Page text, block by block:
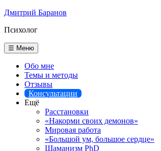
Перейти
содержимому
Дмитрий Баранов
Психолог
☰ Меню
Обо мне
Темы и методы
Отзывы
Консультации
Ещё
Расстановки
«Накорми своих демонов»
Мировая работа
«Большой ум, большое сердце»
Шаманизм PhD